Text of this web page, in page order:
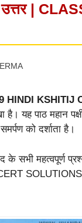
उत्तर |
HINDI KSHITIJ
यह पाठ महान
को दर्शाता है।
सभी महत्वपूर्ण
SOLUTIONS